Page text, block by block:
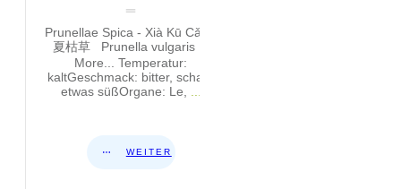
Prunellae Spica - Xià Kū Cǎo -
夏枯草 Prunella vulgaris L.
More... Temperatur:
kaltGeschmack: bitter, scharf,
etwas süßOrgane: Le,
WEITER